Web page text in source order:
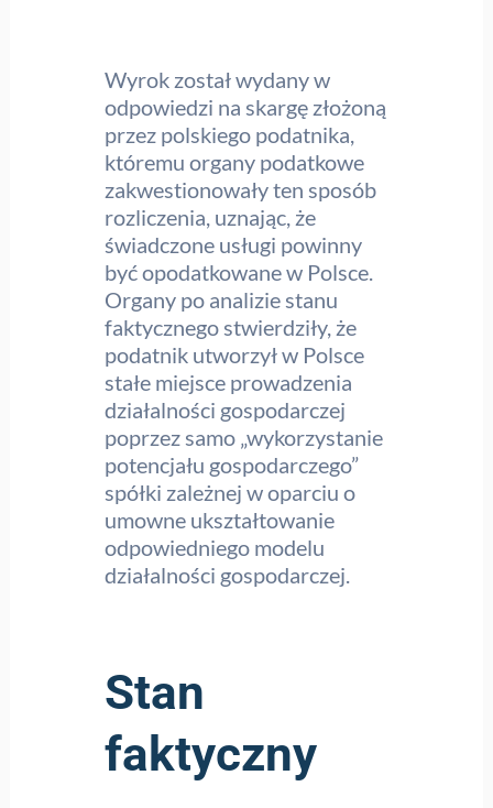
Wyrok został wydany w
odpowiedzi na skargę złożoną
przez polskiego podatnika,
któremu organy podatkowe
zakwestionowały ten sposób
rozliczenia, uznając, że
świadczone usługi powinny
być opodatkowane w Polsce.
Organy po analizie stanu
faktycznego stwierdziły, że
podatnik utworzył w Polsce
stałe miejsce prowadzenia
działalności gospodarczej
poprzez samo „wykorzystanie
potencjału gospodarczego”
spółki zależnej w oparciu o
umowne ukształtowanie
odpowiedniego modelu
działalności gospodarczej.
Stan
faktyczny